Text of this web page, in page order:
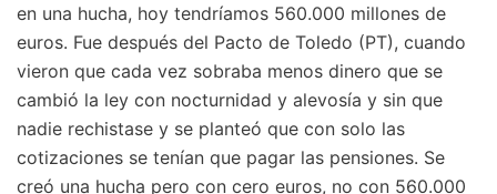
en una hucha, hoy tendríamos 560.000 millones de
euros. Fue después del Pacto de Toledo (PT), cuando
vieron que cada vez sobraba menos dinero que se
cambió la ley con nocturnidad y alevosía y sin que
nadie rechistase y se planteó que con solo las
cotizaciones se tenían que pagar las pensiones. Se
creó una hucha pero con cero euros, no con 560.000